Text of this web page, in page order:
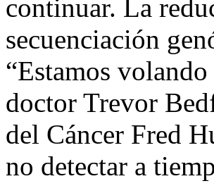
continuar. La
secuenciación
“Estamos
doctor Trevor
del Cáncer Fred
no detectar a